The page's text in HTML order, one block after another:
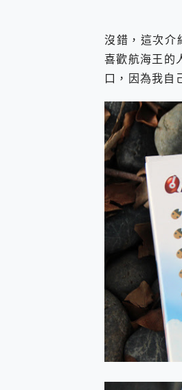
沒錯，這次介
喜歡航海王的
口，因為我自